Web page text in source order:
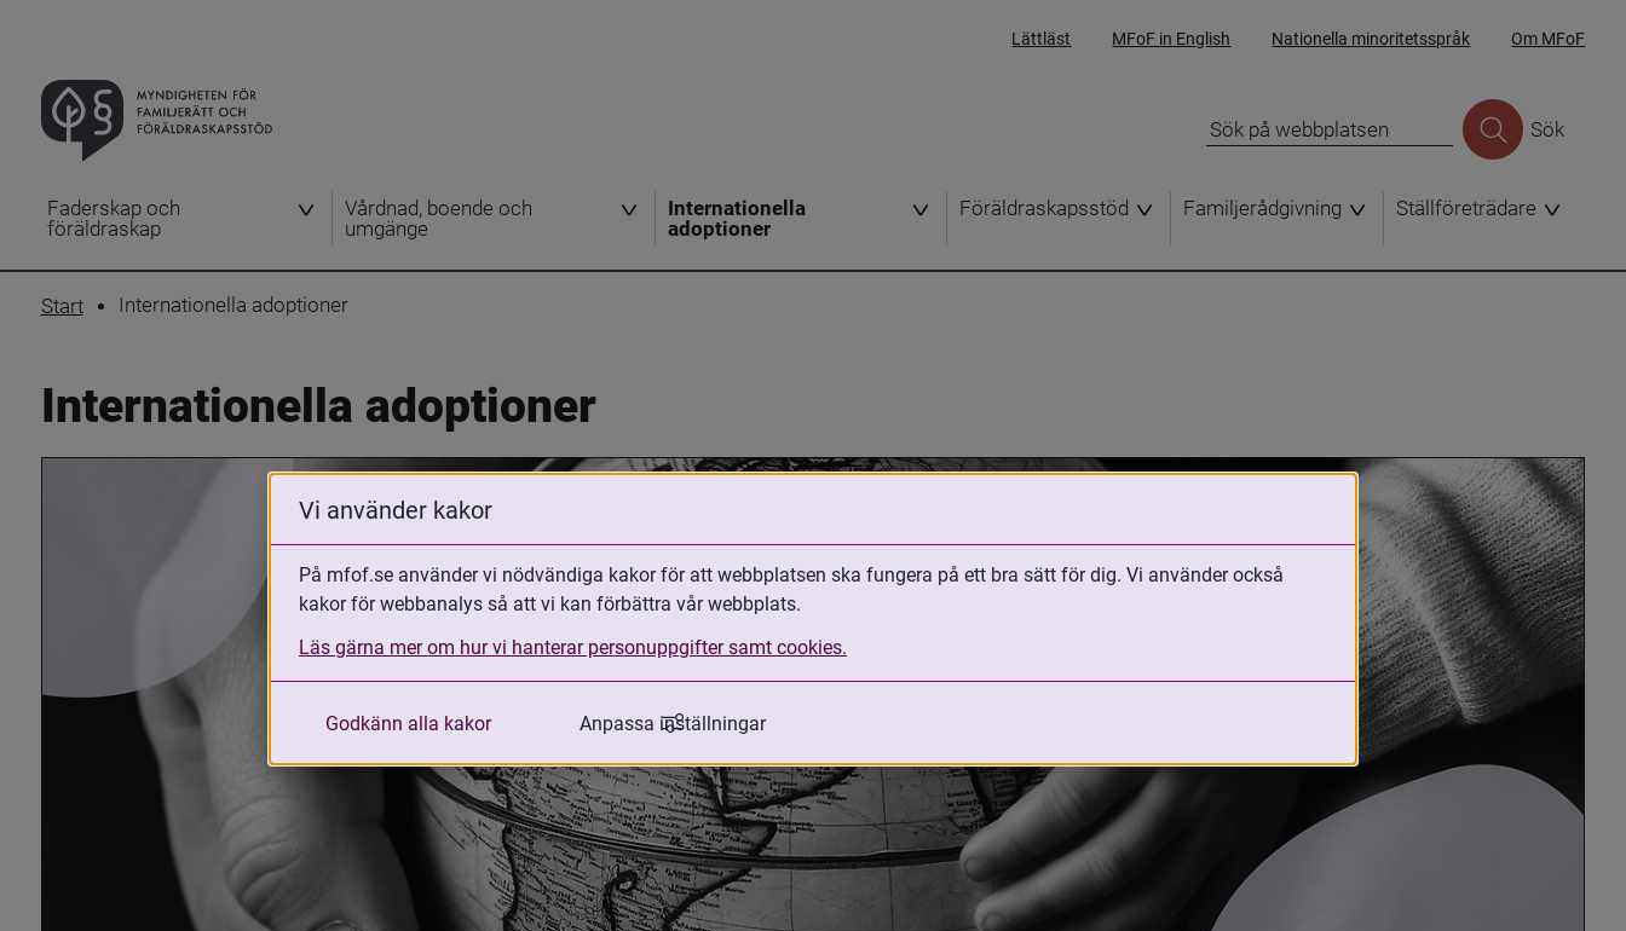
Lättläst MFoF in English Nationella minoritetsspråk Om MFoF
Sök
Faderskap och
föräldraskap
Vårdnad, boende och
umgänge
Internationella
adoptioner
Föräldraskapsstöd Familjerådgivning Ställföreträdare
Start Internationella adoptioner
Internationella adoptioner
Vi använder kakor
På mfof.se använder vi nödvändiga kakor för att webbplatsen ska fungera på ett bra sätt för dig. Vi använder också
kakor för webbanalys så att vi kan förbättra vår webbplats.
Läs gärna mer om hur vi hanterar personuppgifter samt cookies.
Godkänn alla kakor Anpassa inställningar